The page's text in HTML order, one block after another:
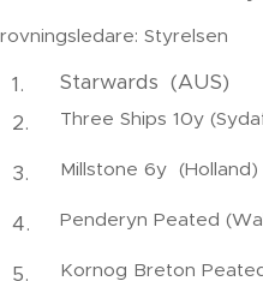
Styrelsen
Starwards
Three Ships 10y
Millstone 6y
Penderyn
Kornog Breton